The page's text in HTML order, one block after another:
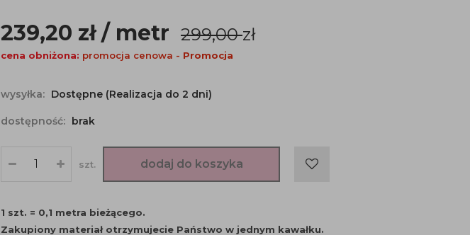
239,20 zł/ metr 299,00zł
cena obniżona: promocja cenowa - Promocja
wysyłka: Dostępne (Realizacja do 2 dni)
dostępność: brak
szt. dodaj do koszyka
1 szt. = 0,1 metra bieżącego.
Zakupiony materiał otrzymujecie Państwo w jednym kawałku.